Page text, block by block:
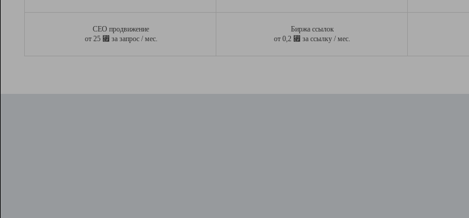
СЕО продвижение
от 25 ⃏ за запрос / мес.
Биржа ссылок
от 0,2 ⃏ за ссылку / мес.